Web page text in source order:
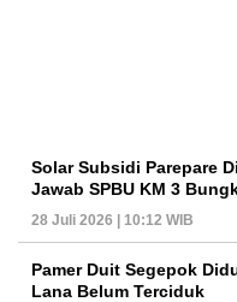
Solar Subsidi Parepare
Jawab SPBU KM 3
28 Juli 2026 | 10:12 WIB
Pamer Duit Segepok
Lana Belum Terciduk